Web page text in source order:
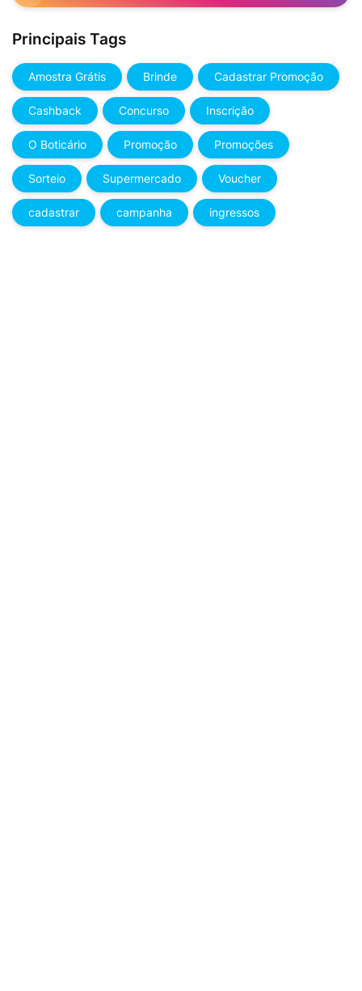
Principais Tags
Amostra Grátis Brinde Cadastrar Promoção
Cashback Concurso Inscrição
O Boticário Promoção Promoções
Sorteio Supermercado Voucher
cadastrar campanha ingressos